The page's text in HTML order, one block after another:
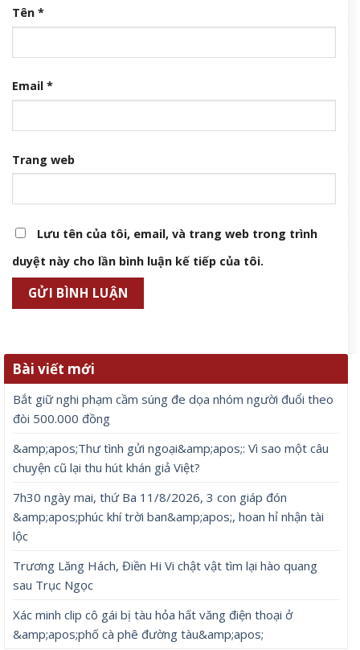
Tên *
Email *
Trang web
Lưu tên của tôi, email, và trang web trong trình
duyệt này cho lần bình luận kế tiếp của tôi.
Bài viết mới
Bắt giữ nghi phạm cầm súng đe dọa nhóm người đuổi theo
đòi 500.000 đồng
&amp;apos;Thư tình gửi ngoại&amp;apos;: Vì sao một câu
chuyện cũ lại thu hút khán giả Việt?
7h30 ngày mai, thứ Ba 11/8/2026, 3 con giáp đón
&amp;apos;phúc khí trời ban&amp;apos;, hoan hỉ nhận tài
lộc
Trương Lăng Hách, Điền Hi Vi chật vật tìm lại hào quang
sau Trục Ngọc
Xác minh clip cô gái bị tàu hỏa hất văng điện thoại ở
&amp;apos;phố cà phê đường tàu&amp;apos;